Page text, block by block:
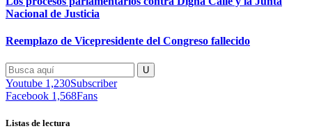
Nacional de Justicia
Reemplazo de Vicepresidente del Congreso fallecido
Youtube 1,230Subscriber
Facebook 1,568Fans
Listas de lectura